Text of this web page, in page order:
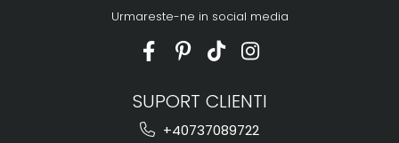
Urmareste-ne in social media
SUPORT CLIENTI
+40737089722